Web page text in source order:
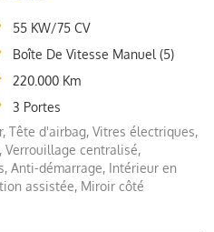
55 KW/75 CV
Boîte De Vitesse Manuel (5)
220.000 Km
3 Portes
Tête d'airbag, Vitres électriques,
Verrouillage centralisé,
Anti-démarrage, Intérieur en
assistée, Miroir côté